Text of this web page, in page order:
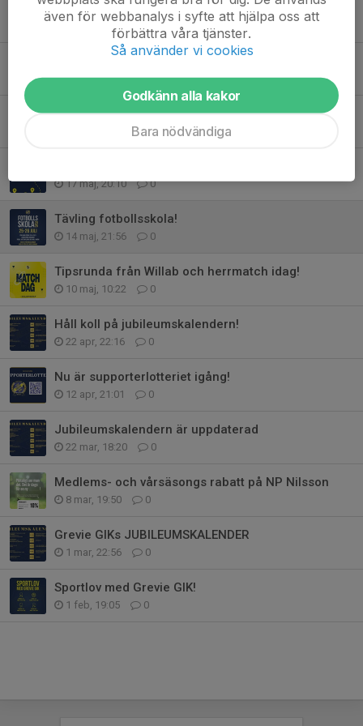
Lovaktivitet - Sommarpadel för barn 6-12 år
22 jun, 17:58 0
16 jun, 23:33 0
Jubileumsfest 7 nov - save the date!
0
17 maj, 20:10 0
Tävling fotbollsskola!
14 maj, 21:56 0
Tipsrunda från Willab och herrmatch idag!
10 maj, 10:22 0
Håll koll på jubileumskalendern!
22 apr, 22:16 0
Nu är supporterlotteriet igång!
12 apr, 21:01 0
Jubileumskalendern är uppdaterad
22 mar, 18:20 0
Medlems- och vårsäsongs rabatt på NP Nilsson
8 mar, 19:50 0
Grevie GIKs JUBILEUMSKALENDER
1 mar, 22:56 0
Sportlov med Grevie GIK!
1 feb, 19:05 0
även för webbanalys i syfte att hjälpa oss att
förbättra våra tjänster.
Så använder vi cookies
Godkänn alla kakor
Bara nödvändiga